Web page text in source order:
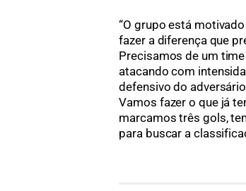
“O grupo está
fazer a diferença que
Precisamos de um
atacando com
defensivo do
Vamos fazer o que já
marcamos três gols,
para buscar a